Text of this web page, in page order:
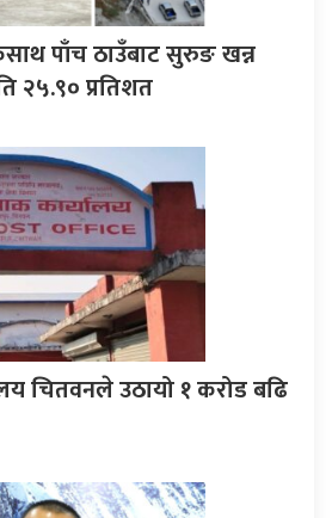
पाँच ठाउँबाट सुरुङ खन्न
२५.९० प्रतिशत
चितवनले उठायो १ करोड बढि